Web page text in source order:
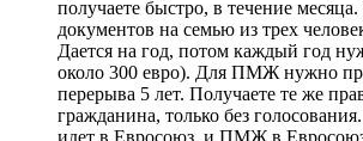
получаете быстро, в течение
документов на семью из трех
Дается на год, потом каждый год
около 300 евро). Для ПМЖ нужно
перерыва 5 лет. Получаете те же
гражданина, только без